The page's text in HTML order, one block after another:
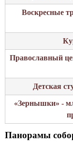
Воскресные
Православный
Детская
«Зернышки» -
Панорамы